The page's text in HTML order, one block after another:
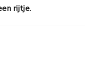
rijtje.